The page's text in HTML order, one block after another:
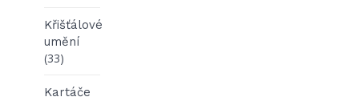
Křišťálové
umění
(33)
Kartáče